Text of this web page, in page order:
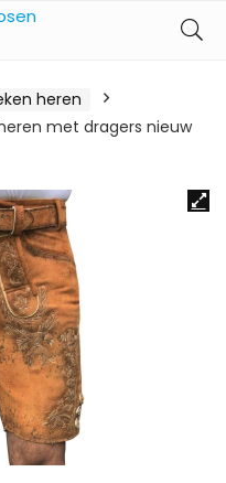
heren
met dragers nieuw